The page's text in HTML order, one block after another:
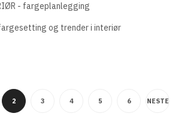
- fargeplanlegging
og trender i interiør
2 3 4 5 6 NESTE